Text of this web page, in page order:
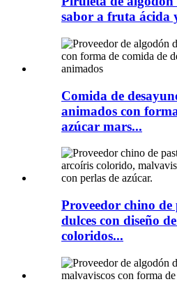
sabor a fruta ácida
Comida de
animados con
azúcar mars...
Proveedor chino de
dulces con diseño
coloridos...